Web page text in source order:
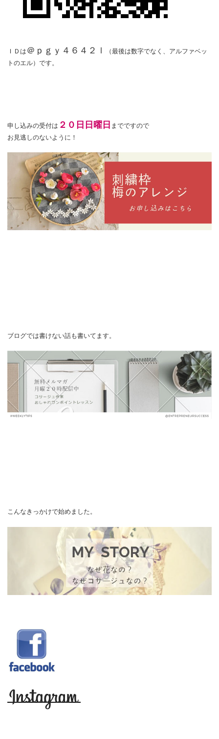
ＩＤは ＠ｐｇｙ４６４２ｌ
（最後は数字でなく、アルファベッ
トのエル）です。
申し込みの受付は ２０日日曜日 までですので
お見逃しのないように！
ブログでは書けない話も書いてます。
こんなきっかけで始めました。